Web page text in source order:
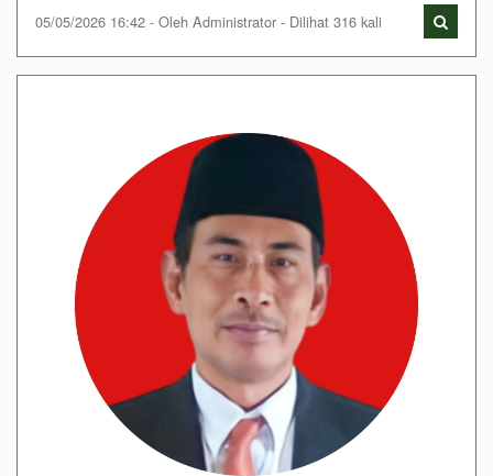
05/05/2026 16:42 - Oleh Administrator - Dilihat 316 kali